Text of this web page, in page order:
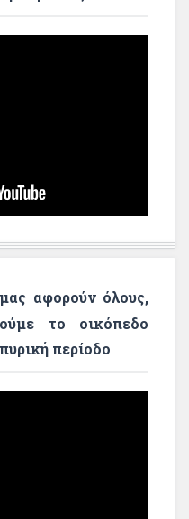
αφορούν όλους,
το οικόπεδο
περίοδο